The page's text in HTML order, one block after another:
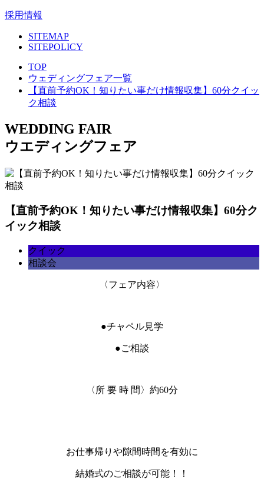
採用情報
SITEMAP
SITEPOLICY
TOP
ウェディングフェア一覧
【直前予約OK！知りたい事だけ情報収集】60分クイッ
ク相談
WEDDING FAIR
ウエディングフェア
【直前予約OK！知りたい事だけ情報収集】60分ク
イック相談
クイック
相談会
〈フェア内容〉
●チャペル見学
●ご相談
〈所 要 時 間〉約60分
お仕事帰りや隙間時間を有効に
結婚式のご相談が可能！！